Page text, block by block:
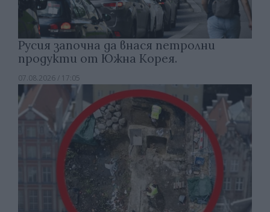
Русия започна да внася петролни
продукти от Южна Корея.
07.08.2026 / 17:05